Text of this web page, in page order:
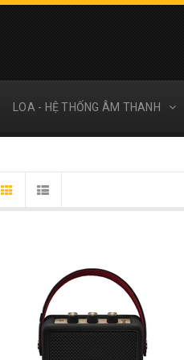
LOA - HỆ THỐNG ÂM THANH